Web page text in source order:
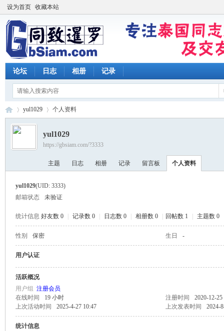
设为首页 收藏本站
论坛 日志 相册 记录
›
yul1029 个人资料
yul1029
https://gbsiam.com/?3333
主题 日志 相册 记录 留言板 个人资料
yul1029(UID: 3333)
邮箱状态
未验证
统计信息 好友数 0 记录数 0 日志数 0 相册数 0 回帖数 1 主题数 0
性别 保密 生日 -
用户认证
活跃概况
用户组 注册会员
在线时间
19 小时 注册时间
2020-12-25
上次活动时间
2025-4-27 10:47 上次发表时间 2024-
统计信息